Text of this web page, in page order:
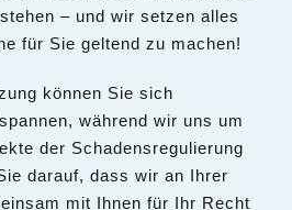
– und wir setzen alles
für Sie geltend zu machen!
können Sie sich
während wir uns um
der Schadensregulierung
darauf, dass wir an Ihrer
mit Ihnen für Ihr Recht